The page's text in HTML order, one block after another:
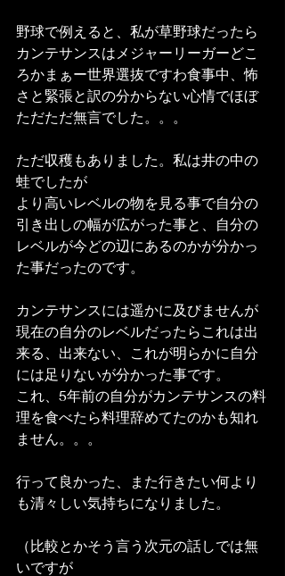
野球で例えると、私が草野球だったら
カンテサンスはメジャーリーガーどこ
ろかまぁー世界選抜ですわ食事中、怖
さと緊張と訳の分からない心情でほぼ
ただただ無言でした。。。
ただ収穫もありました。私は井の中の
蛙でしたが
より高いレベルの物を見る事で自分の
引き出しの幅が広がった事と、自分の
レベルが今どの辺にあるのかが分かっ
た事だったのです。
カンテサンスには遥かに及びませんが
現在の自分のレベルだったらこれは出
来る、出来ない、これが明らかに自分
には足りないが分かった事です。
これ、5年前の自分がカンテサンスの料
理を食べたら料理辞めてたのかも知れ
ません。。。
行って良かった、また行きたい何より
も清々しい気持ちになりました。
（比較とかそう言う次元の話しでは無
いですが